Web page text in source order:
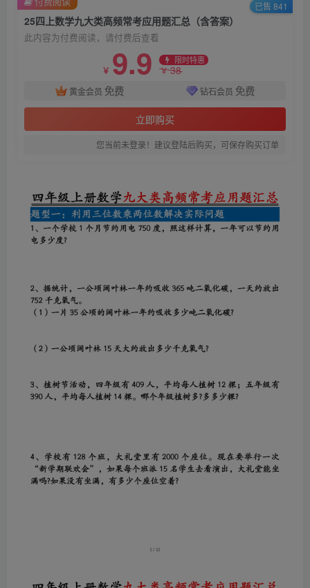
25四上数学九大类高频常考应用题汇总（含答案）
此内容为付费阅读，请付费后查看
￥ 9.9 限时特惠
￥38
黄金会员 免费 钻石会员 免费
立即购买
您当前未登录！建议登陆后购买，可保存购买订单
已售 841